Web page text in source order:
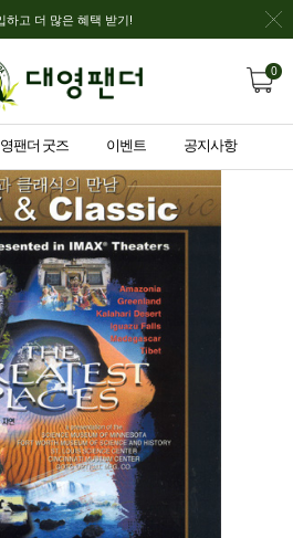
하고 더 많은 혜택 받기!
0
팬더 굿즈 이벤트 공지사항